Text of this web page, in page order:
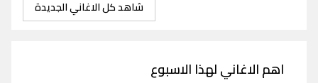
شاهد كل الاغاني الجديدة
اهم الاغاني لهذا الاسبوع